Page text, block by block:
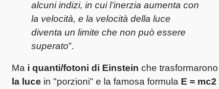
alcuni indizi, in cui l’inerzia aumenta con
la velocità, e la velocità della luce
diventa un limite che non può essere
superato”.
Ma i quanti/fotoni di Einstein che trasformarono
la luce in "porzioni" e la famosa formula E = mc2